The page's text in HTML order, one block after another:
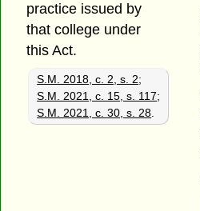
practice issued by
that college under
this Act.
S.M. 2018, c. 2, s. 2;
S.M. 2021, c. 15, s. 117;
S.M. 2021, c. 30, s. 28